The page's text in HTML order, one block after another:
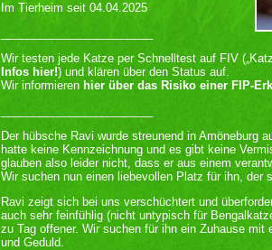
Im Tierheim seit 04.04.2025
Wir testen jede Katze per Schnelltest auf FIV
Infos hier!) und klären über den Status auf.
Wir informieren hier über das Risiko einer FIP-
Der hübsche Ravi wurde streunend in Amöneburg
hatte keine Kennzeichnung und es gibt keine
glauben also leider nicht, dass er aus einem
Wir suchen nun einen liebevollen Platz für ihn, der
Ravi zeigt sich bei uns verschüchtert und
auch sehr feinfühlig (nicht untypisch für
zu Tag offener. Wir suchen für ihn ein Zuhause
und Geduld.